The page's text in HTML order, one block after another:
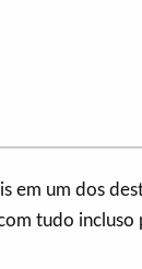
em um dos
tudo incluso